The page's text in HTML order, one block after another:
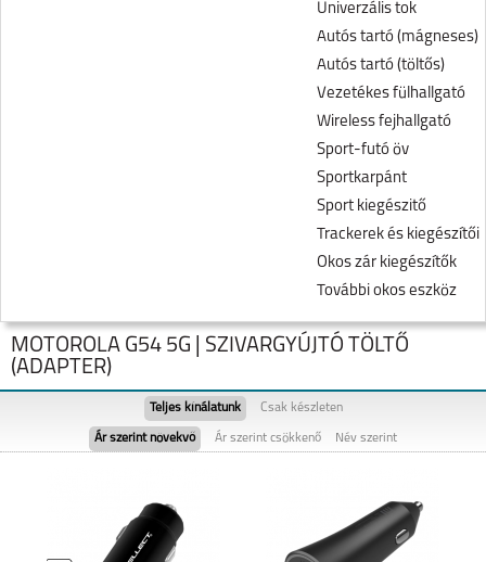
Univerzális tok
Autós tartó (mágneses)
Autós tartó (töltős)
Vezetékes fülhallgató
Wireless fejhallgató
Sport-futó öv
Sportkarpánt
Sport kiegészitő
Trackerek és kiegészítői
Okos zár kiegészítők
További okos eszköz
MOTO G05
MOTOROLA G54 5G | SZIVARGYÚJTÓ TÖLTŐ
(ADAPTER)
Teljes kínálatunk Csak készleten
Ár szerint növekvő Ár szerint csökkenő Név szerint